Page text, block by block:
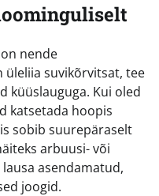
nende
üleliia suvikõrvitsat, tee
küüslauguga. Kui oled
katsetada hoopis
sobib suurepäraselt
arbuusi- või
asendamatud,
joogid.